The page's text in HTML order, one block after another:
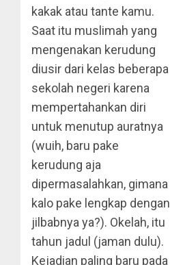
kakak atau tante kamu.
Saat itu muslimah yang
mengenakan kerudung
diusir dari kelas beberapa
sekolah negeri karena
mempertahankan diri
untuk menutup auratnya
(wuih, baru pake
kerudung aja
dipermasalahkan, gimana
kalo pake lengkap dengan
jilbabnya ya?). Okelah, itu
tahun jadul (jaman dulu).
Kejadian paling baru pada